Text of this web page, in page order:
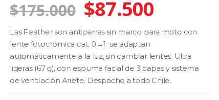
$175.000 El
precio
original
era:
$175.000.
$87.500
precio
actual
es:
Las Feather son antiparras sin marco para moto con
lente fotocrómica cat. 0→1: se adaptan
automáticamente a la luz, sin cambiar lentes. Ultra
ligeras (67 g), con espuma facial de 3 capas y sistema
de ventilación Ariete. Despacho a todo Chile.